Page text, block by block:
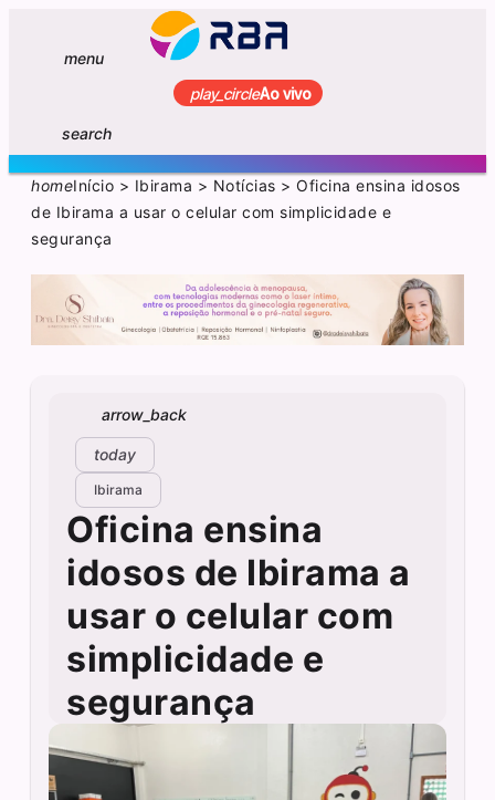
menu
play_circleAo vivo
search
homeInício > Ibirama > Notícias >Oficina ensina idosos
de Ibirama a usar o celular com simplicidade e
segurança
arrow_back
today
Ibirama
Oficina ensina
idosos de Ibirama a
usar o celular com
simplicidade e
segurança